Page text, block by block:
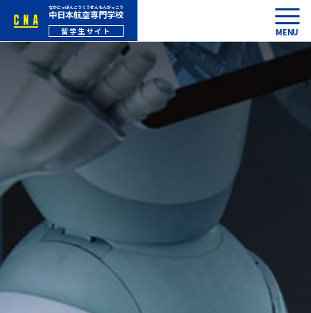
中日本航空専門学校
留学生サイト MENU